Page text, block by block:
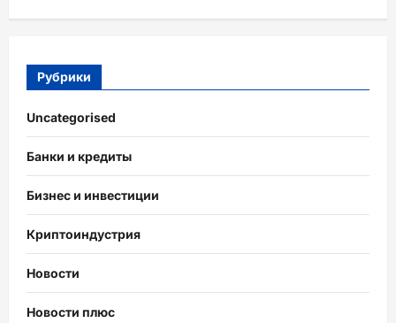
Рубрики
Uncategorised
Банки и кредиты
Бизнес и инвестиции
Криптоиндустрия
Новости
Новости плюс